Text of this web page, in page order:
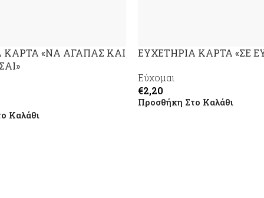
ΚΑΡΤΑ «ΝΑ ΑΓΑΠΑΣ ΚΑΙ
Καλάθι
ΕΥΧΕΤΗΡΙΑ ΚΑΡΤΑ «ΣΕ
Εύχομαι
€2,20
Προσθήκη Στο Καλάθι